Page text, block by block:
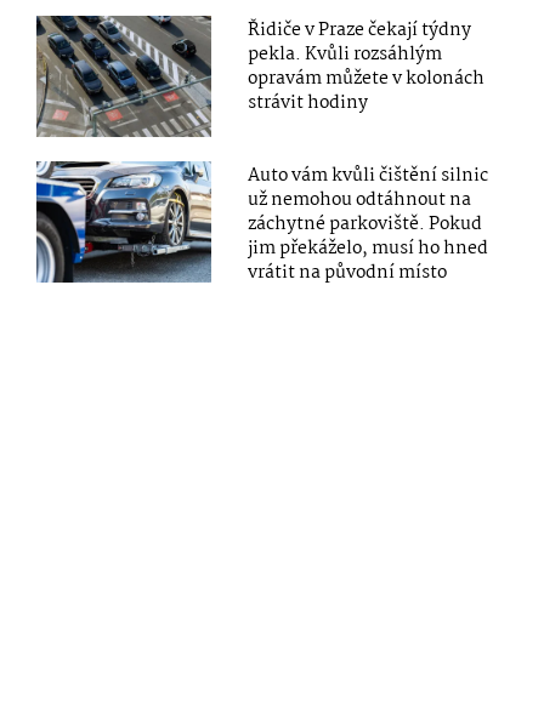
Řidiče v Praze čekají týdny
pekla. Kvůli rozsáhlým
opravám můžete v kolonách
strávit hodiny
Auto vám kvůli čištění silnic
už nemohou odtáhnout na
záchytné parkoviště. Pokud
jim překáželo, musí ho hned
vrátit na původní místo